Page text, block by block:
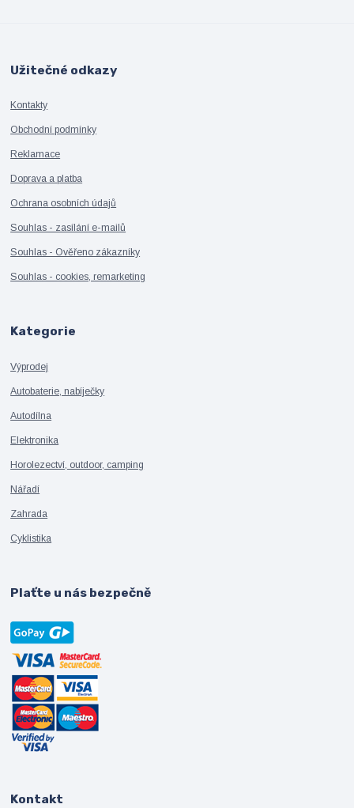
Užitečné odkazy
Kontakty
Obchodní podmínky
Reklamace
Doprava a platba
Ochrana osobních údajů
Souhlas - zasílání e-mailů
Souhlas - Ověřeno zákazníky
Souhlas - cookies, remarketing
Kategorie
Výprodej
Autobaterie, nabíječky
Autodílna
Elektronika
Horolezectví, outdoor, camping
Nářadí
Zahrada
Cyklistika
Plaťte u nás bezpečně
Kontakt